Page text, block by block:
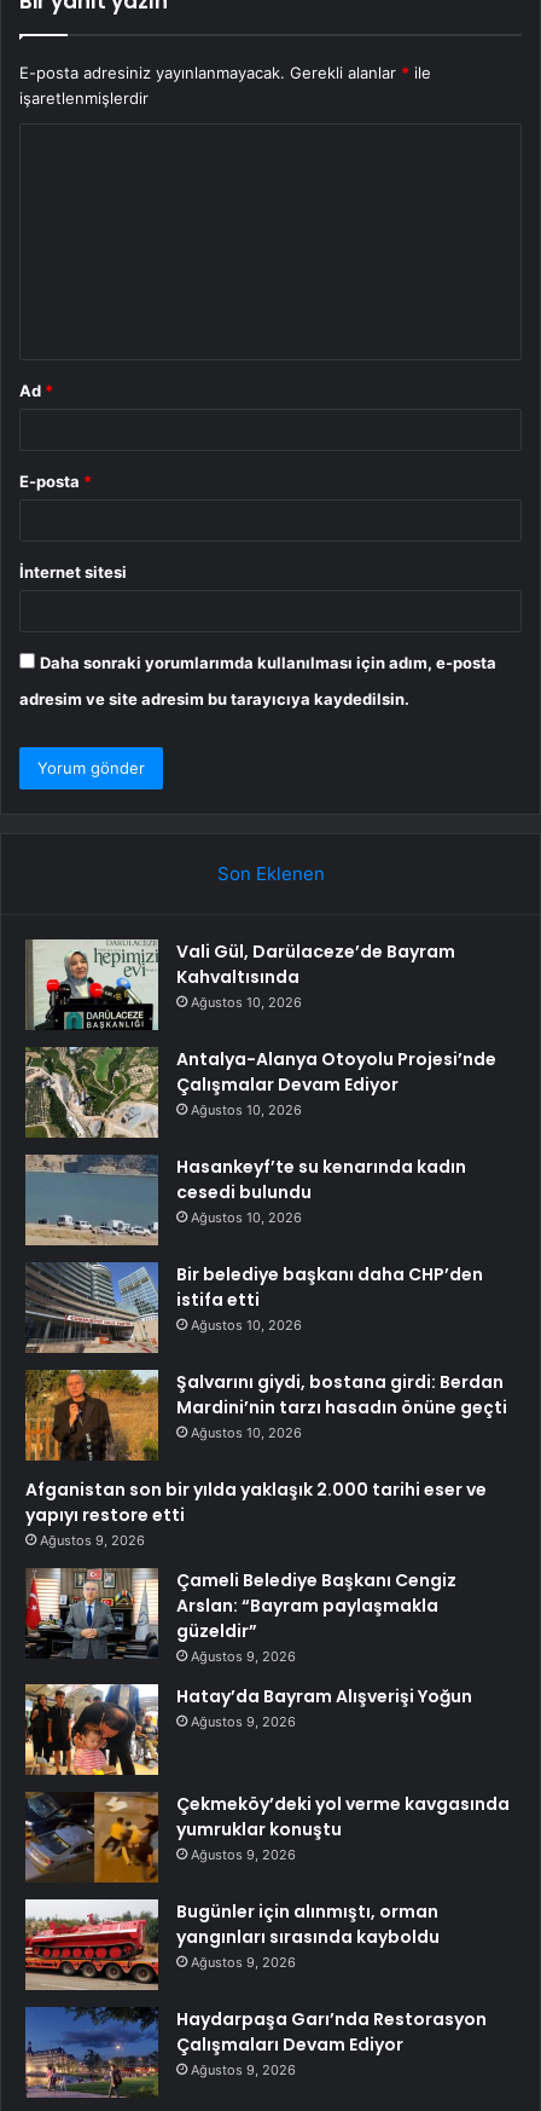
E-posta adresiniz yayınlanmayacak. Gerekli alanlar * ile
işaretlenmişlerdir
Ad *
E-posta *
İnternet sitesi
Daha sonraki yorumlarımda kullanılması için adım, e-posta
adresim ve site adresim bu tarayıcıya kaydedilsin.
Son Eklenen
Vali Gül, Darülaceze’de Bayram
Kahvaltısında
Ağustos 10, 2026
Antalya-Alanya Otoyolu Projesi’nde
Çalışmalar Devam Ediyor
Ağustos 10, 2026
Hasankeyf’te su kenarında kadın
cesedi bulundu
Ağustos 10, 2026
Bir belediye başkanı daha CHP’den
istifa etti
Ağustos 10, 2026
Şalvarını giydi, bostana girdi: Berdan
Mardini’nin tarzı hasadın önüne geçti
Ağustos 10, 2026
Afganistan son bir yılda yaklaşık 2.000 tarihi eser ve
yapıyı restore etti
Ağustos 9, 2026
Çameli Belediye Başkanı Cengiz
Arslan: “Bayram paylaşmakla
güzeldir”
Ağustos 9, 2026
Hatay’da Bayram Alışverişi Yoğun
Ağustos 9, 2026
Çekmeköy’deki yol verme kavgasında
yumruklar konuştu
Ağustos 9, 2026
Bugünler için alınmıştı, orman
yangınları sırasında kayboldu
Ağustos 9, 2026
Haydarpaşa Garı’nda Restorasyon
Çalışmaları Devam Ediyor
Ağustos 9, 2026